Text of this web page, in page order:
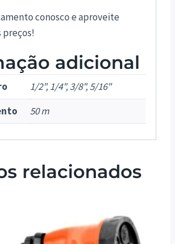
conosco e aproveite
preços!
adicional
1/2", 1/4", 3/8", 5/16"
50 m
relacionados